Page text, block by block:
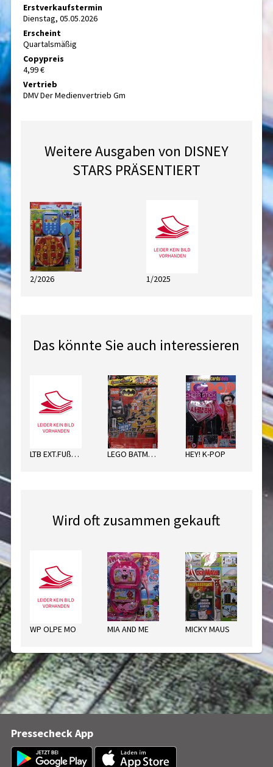
Erstverkaufstermin
Dienstag, 05.05.2026
Erscheint
Quartalsmäßig
Copypreis
4,99 €
Vertrieb
DMV Der Medienvertrieb Gm
Weitere Ausgaben von DISNEY
STARS PRÄSENTIERT
2/2026 1/2025
Das könnte Sie auch interessieren
LTB EXT.FUßBALL SORT. LEGO BATMAN ENERGY PACK HEY! K-POP
Wird oft zusammen gekauft
WP OLPE MO MIA AND ME MICKY MAUS
Pressecheck App